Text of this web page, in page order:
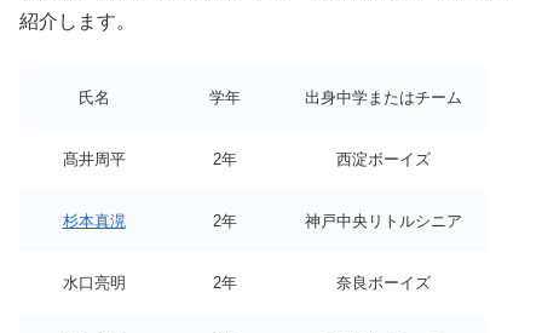
紹介します。
氏名 学年 出身中学またはチーム
髙井周平 2年 西淀ボーイズ
杉本真滉 2年 神戸中央リトルシニア
水口亮明 2年 奈良ボーイズ